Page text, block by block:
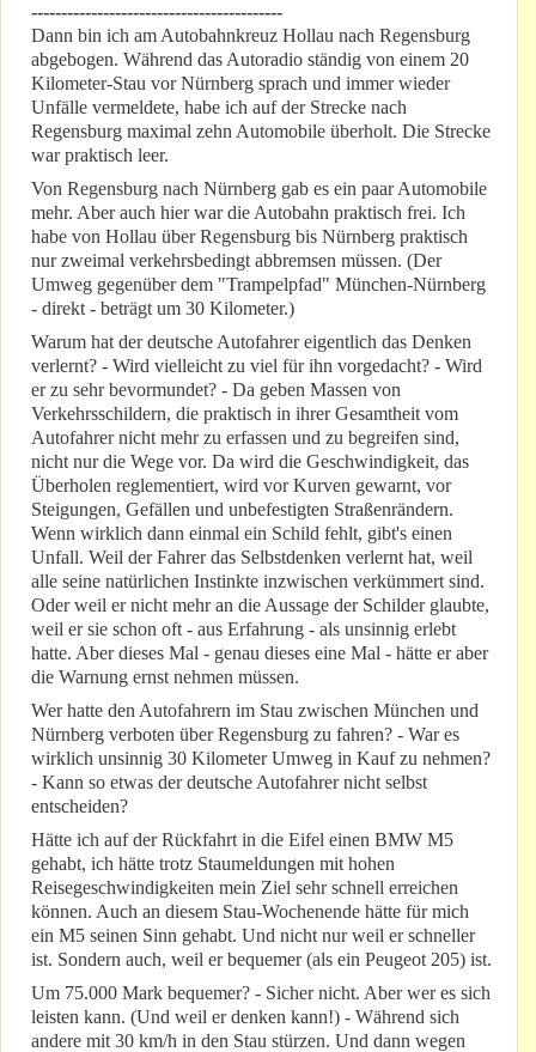
------------------------------------------
Dann bin ich am Autobahnkreuz Hollau nach Regensburg
abgebogen. Während das Autoradio ständig von einem 20
Kilometer-Stau vor Nürnberg sprach und immer wieder
Unfälle vermeldete, habe ich auf der Strecke nach
Regensburg maximal zehn Automobile überholt. Die Strecke
war praktisch leer.
Von Regensburg nach Nürnberg gab es ein paar Automobile
mehr. Aber auch hier war die Autobahn praktisch frei. Ich
habe von Hollau über Regensburg bis Nürnberg praktisch
nur zweimal verkehrsbedingt abbremsen müssen. (Der
Umweg gegenüber dem "Trampelpfad" München-Nürnberg
- direkt - beträgt um 30 Kilometer.)
Warum hat der deutsche Autofahrer eigentlich das Denken
verlernt? - Wird vielleicht zu viel für ihn vorgedacht? - Wird
er zu sehr bevormundet? - Da geben Massen von
Verkehrsschildern, die praktisch in ihrer Gesamtheit vom
Autofahrer nicht mehr zu erfassen und zu begreifen sind,
nicht nur die Wege vor. Da wird die Geschwindigkeit, das
Überholen reglementiert, wird vor Kurven gewarnt, vor
Steigungen, Gefällen und unbefestigten Straßenrändern.
Wenn wirklich dann einmal ein Schild fehlt, gibt's einen
Unfall. Weil der Fahrer das Selbstdenken verlernt hat, weil
alle seine natürlichen Instinkte inzwischen verkümmert sind.
Oder weil er nicht mehr an die Aussage der Schilder glaubte,
weil er sie schon oft - aus Erfahrung - als unsinnig erlebt
hatte. Aber dieses Mal - genau dieses eine Mal - hätte er aber
die Warnung ernst nehmen müssen.
Wer hatte den Autofahrern im Stau zwischen München und
Nürnberg verboten über Regensburg zu fahren? - War es
wirklich unsinnig 30 Kilometer Umweg in Kauf zu nehmen?
- Kann so etwas der deutsche Autofahrer nicht selbst
entscheiden?
Hätte ich auf der Rückfahrt in die Eifel einen BMW M5
gehabt, ich hätte trotz Staumeldungen mit hohen
Reisegeschwindigkeiten mein Ziel sehr schnell erreichen
können. Auch an diesem Stau-Wochenende hätte für mich
ein M5 seinen Sinn gehabt. Und nicht nur weil er schneller
ist. Sondern auch, weil er bequemer (als ein Peugeot 205) ist.
Um 75.000 Mark bequemer? - Sicher nicht. Aber wer es sich
leisten kann. (Und weil er denken kann!) - Während sich
andere mit 30 km/h in den Stau stürzen. Und dann wegen